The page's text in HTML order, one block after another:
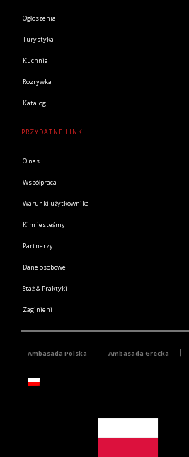
Ogłoszenia
Turystyka
Kuchnia
Rozrywka
Katalog
PRZYDATNE LINKI
O nas
Współpraca
Warunki użytkownika
Kim jesteśmy
Partnerzy
Dane osobowe
Staż & Praktyki
Zaginieni
Ambasada Polska Ambasada Grecka